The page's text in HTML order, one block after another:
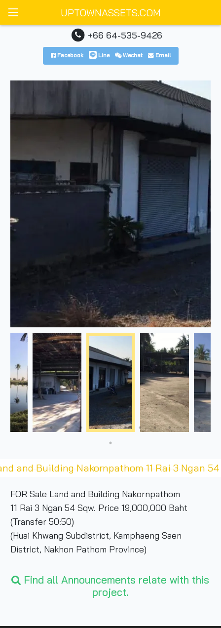
UPTOWNASSETS.COM
+66 64-535-9426
Facebook Line Wechat Email
and Building Nakornpathom 11 Rai 3 Ngan 54
FOR Sale Land and Building Nakornpathom
11 Rai 3 Ngan 54 Sqw. Price 19,000,000 Baht
(Transfer 50:50)
(Huai Khwang Subdistrict, Kamphaeng Saen
District, Nakhon Pathom Province)
Find all Announcements relate with this
project.